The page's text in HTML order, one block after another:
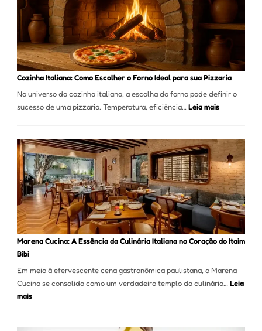
Bom
Lugar
para
Comer?
Este
Portal
Resolver
Isso
Cozinha Italiana: Como Escolher o Forno Ideal para sua Pizzaria
No universo da cozinha italiana, a escolha do forno pode definir o
sucesso de uma pizzaria. Temperatura, eficiência…Leia mais:
Como
Escolher
o
Forno
Ideal
para
sua
Pizzaria
Marena Cucina: A Essência da Culinária Italiana no Coração do Itaim
Bibi
Em meio à efervescente cena gastronômica paulistana, o Marena
Cucina se consolida como um verdadeiro templo da culinária… Leia
mais: